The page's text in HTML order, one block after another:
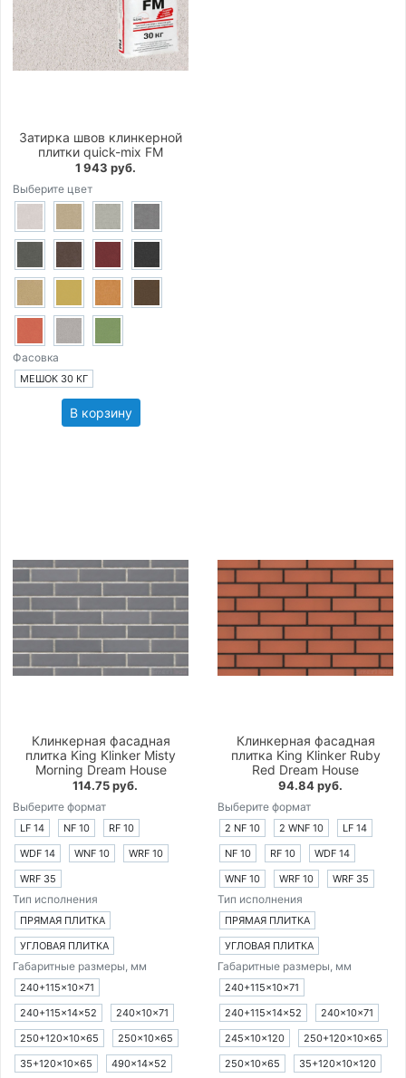
Затирка швов клинкерной
плитки quick-mix FM
1 943 руб.
Выберите цвет
Фасовка
МЕШОК 30 КГ
В корзину
Клинкерная фасадная
плитка King Klinker Misty
Morning Dream House
114.75 руб.
Выберите формат
LF 14 NF 10
RF 10
WDF 14
WNF 10
WRF 10
WRF 35
Тип исполнения
ПРЯМАЯ ПЛИТКА
УГЛОВАЯ ПЛИТКА
Габаритные размеры, мм
240+115×10×71
240+115×14×52
240×10×71
250+120×10×65
250×10×65
35+120×10×65
490×14×52
Клинкерная фасадная
плитка King Klinker Ruby
Red Dream House
94.84 руб.
Выберите формат
2 NF 10 2 WNF 10
LF 14
NF 10
RF 10
WDF 14
WNF 10
WRF 10 WRF 35
Тип исполнения
ПРЯМАЯ ПЛИТКА
УГЛОВАЯ ПЛИТКА
Габаритные размеры, мм
240+115×10×71
240+115×14×52
240×10×71
245×10×120
250+120×10×65
250×10×65
35+120×10×120